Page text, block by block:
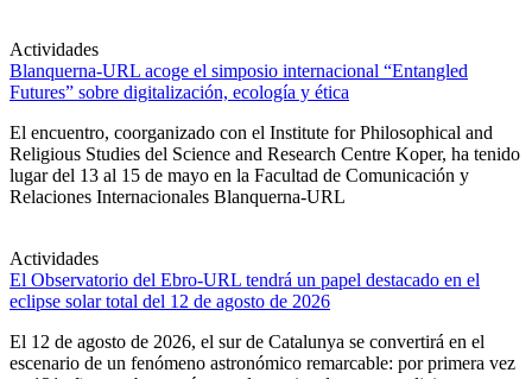
Actividades
Blanquerna-URL acoge el simposio internacional “Entangled
Futures” sobre digitalización, ecología y ética
El encuentro, coorganizado con el Institute for Philosophical and
Religious Studies del Science and Research Centre Koper, ha tenido
lugar del 13 al 15 de mayo en la Facultad de Comunicación y
Relaciones Internacionales Blanquerna-URL
Actividades
El Observatorio del Ebro-URL tendrá un papel destacado en el
eclipse solar total del 12 de agosto de 2026
El 12 de agosto de 2026, el sur de Catalunya se convertirá en el
escenario de un fenómeno astronómico remarcable: por primera vez